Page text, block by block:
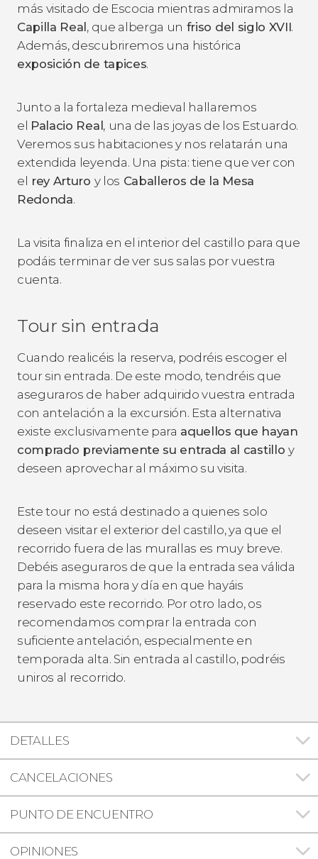
más visitado de Escocia mientras admiramos la
Capilla Real, que alberga un friso del siglo XVII.
Además, descubriremos una histórica
exposición de tapices.
Junto a la fortaleza medieval hallaremos
el Palacio Real, una de las joyas de los Estuardo.
Veremos sus habitaciones y nos relatarán una
extendida leyenda. Una pista: tiene que ver con
el rey Arturo y los Caballeros de la Mesa
Redonda.
La visita finaliza en el interior del castillo para que
podáis terminar de ver sus salas por vuestra
cuenta.
Tour sin entrada
Cuando realicéis la reserva, podréis escoger el
tour sin entrada. De este modo, tendréis que
aseguraros de haber adquirido vuestra entrada
con antelación a la excursión. Esta alternativa
existe exclusivamente para aquellos que hayan
comprado previamente su entrada al castillo y
deseen aprovechar al máximo su visita.
Este tour no está destinado a quienes solo
deseen visitar el exterior del castillo, ya que el
recorrido fuera de las murallas es muy breve.
Debéis aseguraros de que la entrada sea válida
para la misma hora y día en que hayáis
reservado este recorrido. Por otro lado, os
recomendamos comprar la entrada con
suficiente antelación, especialmente en
temporada alta. Sin entrada al castillo, podréis
uniros al recorrido.
DETALLES
CANCELACIONES
PUNTO DE ENCUENTRO
OPINIONES